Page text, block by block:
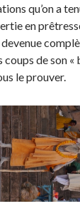
qu’on a
en
de son
le prouver.